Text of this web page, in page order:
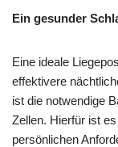
Ein gesunder
Eine ideale
effektivere
ist die notwendige
Zellen. Hierfür ist
persönlichen